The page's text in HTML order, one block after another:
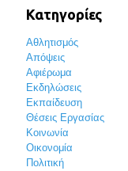
Κατηγορίες
Αθλητισμός
Απόψεις
Αφιέρωμα
Εκδηλώσεις
Εκπαίδευση
Θέσεις Εργασίας
Κοινωνία
Οικονομία
Πολιτική